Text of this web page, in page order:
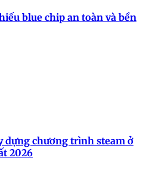
blue chip an toàn và bền
dựng chương trình steam ở
2026